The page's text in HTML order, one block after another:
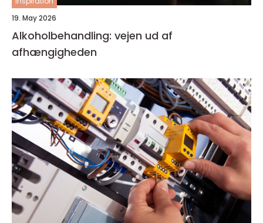
19. May 2026
Alkoholbehandling: vejen ud af
afhængigheden